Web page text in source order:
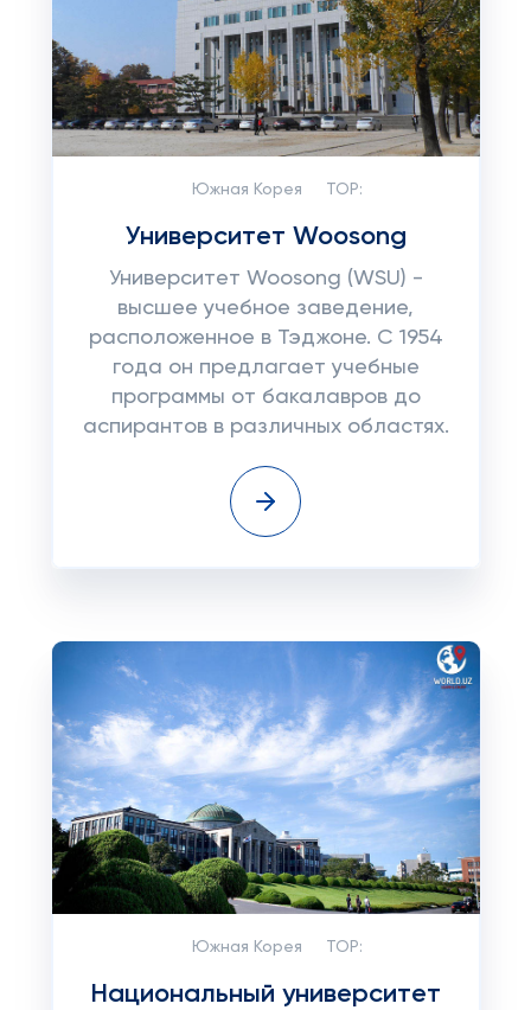
Южная Корея TOP:
Университет Woosong
Университет Woosong (WSU) -
высшее учебное заведение,
расположенное в Тэджоне. С 1954
года он предлагает учебные
программы от бакалавров до
аспирантов в различных областях.
Южная Корея TOP:
Национальный университет